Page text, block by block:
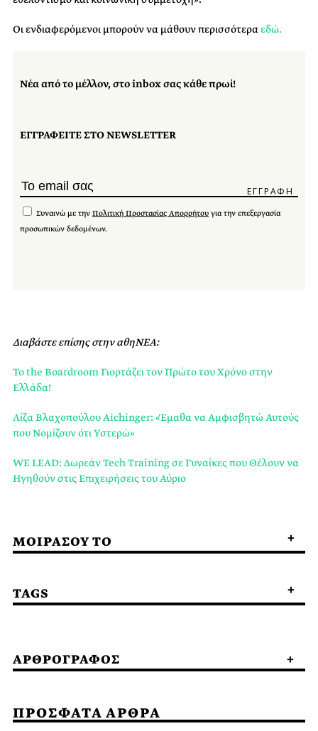
Οι ενδιαφερόμενοι μπορούν να μάθουν περισσότεραεδώ.
Νέα από το μέλλον, στο inbox σας κάθε πρωί!
ΕΓΓΡΑΦΕΙΤΕ ΣΤΟ NEWSLETTER
Συναινώ με την Πολιτική Προστασίας Απορρήτου για την επεξεργασία
προσωπικών δεδομένων.
Διαβάστε επίσης στην αθηΝΕΑ:
To the Boardroom Γιορτάζει τον Πρώτο του Χρόνο στην
Ελλάδα!
Λίζα Βλαχοπούλου Aichinger: «Έμαθα να Αμφισβητώ Αυτούς
που Νομίζουν ότι Υστερώ»
WE LEAD: Δωρεάν Tech Training σε Γυναίκες που Θέλουν να
Ηγηθούν στις Επιχειρήσεις του Αύριο
ΜΟΙΡΑΣΟΥ ΤΟ
TAGS
ΑΡΘΡΟΓΡΑΦΟΣ
ΠΡΟΣΦΑΤΑ ΑΡΘΡΑ